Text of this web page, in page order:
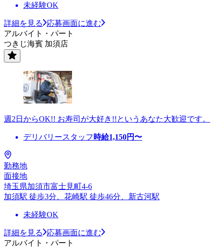
未経験OK
詳細を見る
応募画面に進む
アルバイト・パート
つきじ海賓 加須店
週2日からOK!! お寿司が大好き!!というあなた大歓迎です。
デリバリースタッフ 時給1,150円〜
勤務地
面接地
埼玉県加須市富士見町4-6
加須駅 徒歩3分、花崎駅 徒歩46分、新古河駅
未経験OK
詳細を見る
応募画面に進む
アルバイト・パート